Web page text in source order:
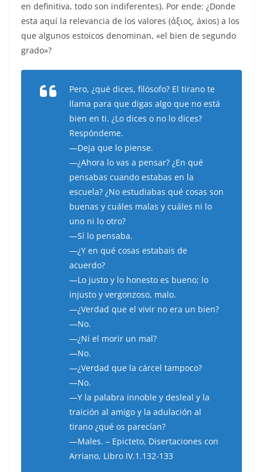
en definitiva, todo son indiferentes). Por ende: ¿Donde
esta aquí la relevancia de los valores (άξιος, áxios) a los
que algunos estoicos denominan, «el bien de segundo
grado»?
Pero, ¿qué dices, filósofo? El tirano te
llama para que digas algo que no está
bien en ti. ¿Lo dices o no lo dices?
Respóndeme.
—Deja que lo piense.
—¿Ahora lo vas a pensar? ¿En qué
pensabas cuando estabas en la
escuela? ¿No estudiabas qué cosas son
buenas y cuáles malas y cuáles ni lo
uno ni lo otro?
—Sí lo pensaba.
—¿Y en qué cosas estabais de
acuerdo?
—Lo justo y lo honesto es bueno; lo
injusto y vergonzoso, malo.
—¿Verdad que el vivir no era un bien?
—No.
—¿Ni el morir un mal?
—No.
—¿Verdad que la cárcel tampoco?
—No.
—Y la palabra innoble y desleal y la
traición al amigo y la adulación al
tirano ¿qué os parecían?
—Males. – Epicteto, Disertaciones con
Arriano, Libro IV.1.132-133